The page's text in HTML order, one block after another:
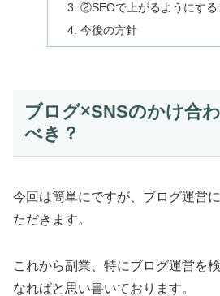
②SEOで上がるようにする
今後の方針
ブログ×SNSのかけ合
べき？
今回は簡単にですが、ブログ運営
ただきます。
これから副業、特にブログ運営を
なればと思い書いております。